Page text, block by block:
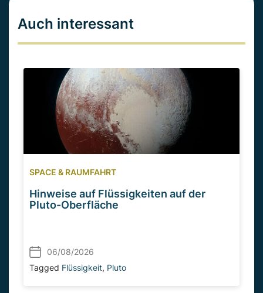
Auch interessant
SPACE & RAUMFAHRT
Hinweise auf Flüssigkeiten auf der
Pluto-Oberfläche
06/08/2026
Tagged Flüssigkeit, Pluto